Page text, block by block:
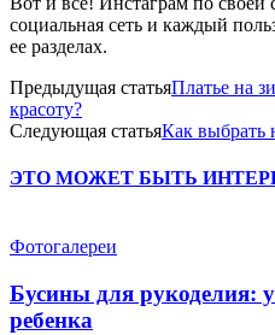
социальная сеть и каждый
ее разделах.
Предыдущая статьяПлатье на
красоту?
Следующая статьяКак выбрать
ЭТО МОЖЕТ БЫТЬ
Фотогалереи
Бусины для рукоделия:
ребенка